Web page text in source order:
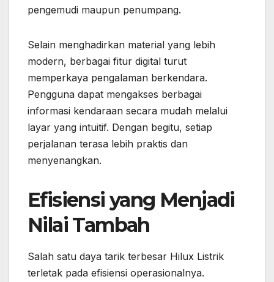
pengemudi maupun penumpang.
Selain menghadirkan material yang lebih
modern, berbagai fitur digital turut
memperkaya pengalaman berkendara.
Pengguna dapat mengakses berbagai
informasi kendaraan secara mudah melalui
layar yang intuitif. Dengan begitu, setiap
perjalanan terasa lebih praktis dan
menyenangkan.
Efisiensi yang Menjadi
Nilai Tambah
Salah satu daya tarik terbesar Hilux Listrik
terletak pada efisiensi operasionalnya.